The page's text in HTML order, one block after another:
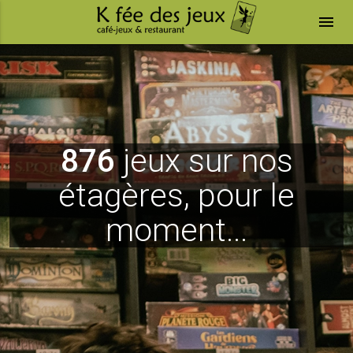
menu
876jeux sur nos
étagères, pour le
moment...